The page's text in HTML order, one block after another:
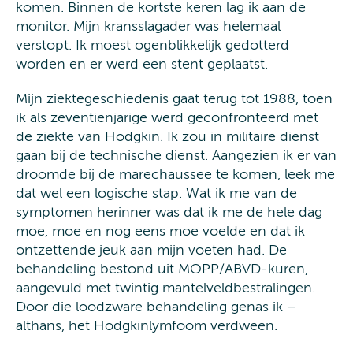
komen. Binnen de kortste keren lag ik aan de
monitor. Mijn kransslagader was helemaal
verstopt. Ik moest ogenblikkelijk gedotterd
worden en er werd een stent geplaatst.
Mijn ziektegeschiedenis gaat terug tot 1988, toen
ik als zeventienjarige werd geconfronteerd met
de ziekte van Hodgkin. Ik zou in militaire dienst
gaan bij de technische dienst. Aangezien ik er van
droomde bij de marechaussee te komen, leek me
dat wel een logische stap. Wat ik me van de
symptomen herinner was dat ik me de hele dag
moe, moe en nog eens moe voelde en dat ik
ontzettende jeuk aan mijn voeten had. De
behandeling bestond uit MOPP/ABVD-kuren,
aangevuld met twintig mantelveldbestralingen.
Door die loodzware behandeling genas ik –
althans, het Hodgkinlymfoom verdween.